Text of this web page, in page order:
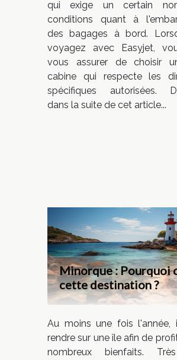
qui exige un certain
conditions quant à
des bagages à bord.
voyagez avec Easyjet,
vous assurer de choisir
cabine qui respecte les
spécifiques autorisées.
dans la suite de cet article...
Minorque : Pourquoi choisir
cette destination ?
Au moins une fois
rendre sur une île afin de
nombreux bienfaits.